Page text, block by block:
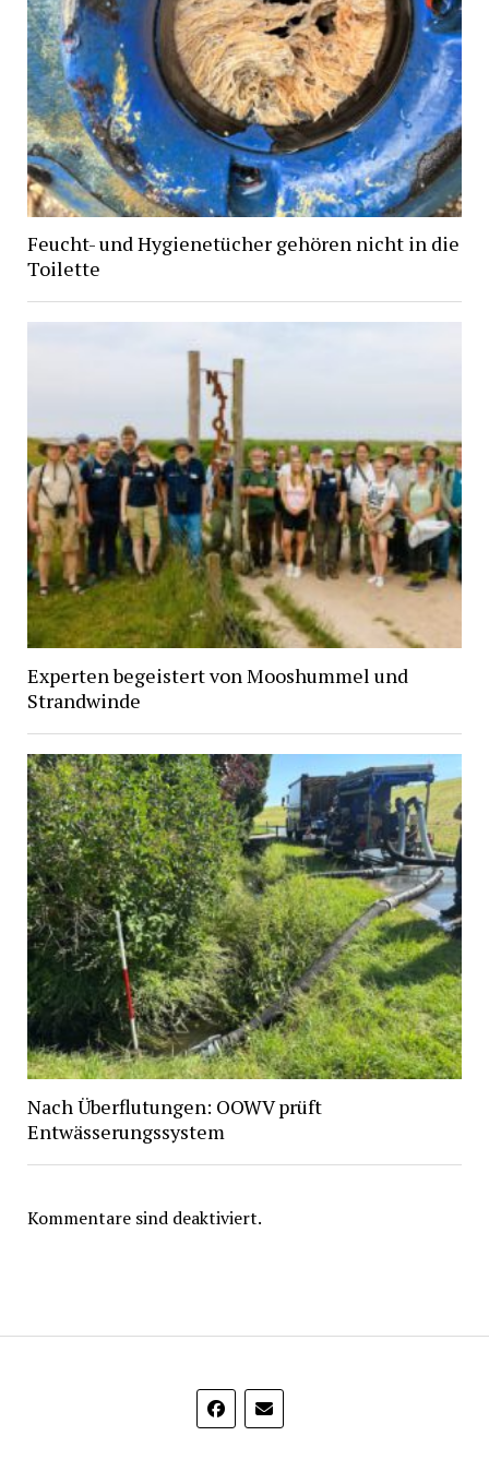
Feucht- und Hygienetücher gehören nicht in die
Toilette
Experten begeistert von Mooshummel und
Strandwinde
Nach Überflutungen: OOWV prüft
Entwässerungssystem
Kommentare sind deaktiviert.